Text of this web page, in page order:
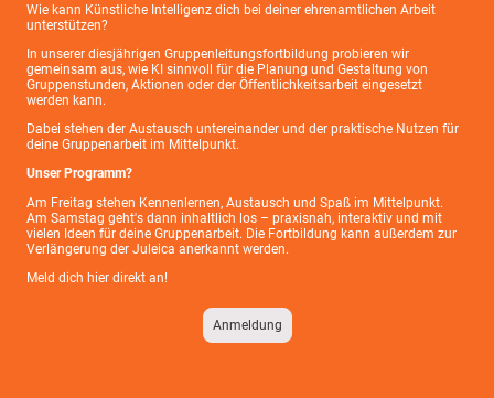
Wie kann Künstliche Intelligenz dich bei deiner ehrenamtlichen Arbeit
unterstützen?
In unserer diesjährigen Gruppenleitungsfortbildung probieren wir
gemeinsam aus, wie KI sinnvoll für die Planung und Gestaltung von
Gruppenstunden, Aktionen oder der Öffentlichkeitsarbeit eingesetzt
werden kann.
Dabei stehen der Austausch untereinander und der praktische Nutzen für
deine Gruppenarbeit im Mittelpunkt.
Unser Programm?
Am Freitag stehen Kennenlernen, Austausch und Spaß im Mittelpunkt.
Am Samstag geht's dann inhaltlich los – praxisnah, interaktiv und mit
vielen Ideen für deine Gruppenarbeit. Die Fortbildung kann außerdem zur
Verlängerung der Juleica anerkannt werden.
Meld dich hier direkt an!
Anmeldung